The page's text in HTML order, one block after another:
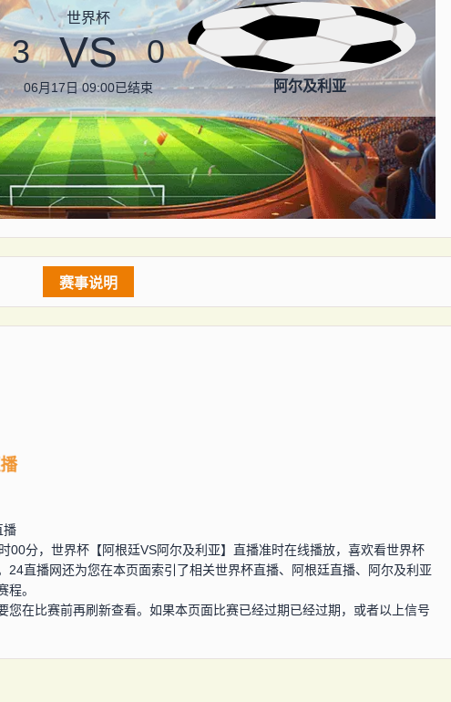
世界杯
3 VS 0
06月17日 09:00已结束 阿尔及利亚
赛事说明
播
00分，世界杯【阿根廷VS阿尔及利亚】直播准时在线播放，喜欢看世界杯
24直播网还为您在本页面索引了相关世界杯直播、阿根廷直播、阿尔及利亚
。
您在比赛前再刷新查看。如果本页面比赛已经过期已经过期，或者以上信号